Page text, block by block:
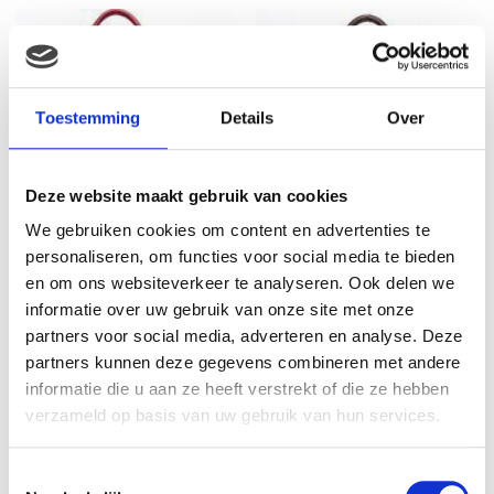
Toestemming Details Over
Deze website maakt gebruik van cookies
We gebruiken cookies om content en advertenties te
personaliseren, om functies voor social media te bieden
en om ons websiteverkeer te analyseren. Ook delen we
informatie over uw gebruik van onze site met onze
partners voor social media, adverteren en analyse. Deze
partners kunnen deze gegevens combineren met andere
informatie die u aan ze heeft verstrekt of die ze hebben
verzameld op basis van uw gebruik van hun services.
Little Company – Black
Label Croco Shoulder
Luiertas – Rood
84.99
Little Company – Black
Label Totem Luiertas –
Bruin
€88.99